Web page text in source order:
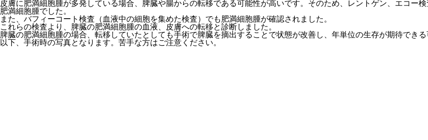
皮膚に肥満細胞腫が多発している場合、脾臓や腸からの転移である可能性が高いです。そのため、レントゲン、エコー
肥満細胞腫でした。
また、バフィーコート検査（血液中の細胞を集めた検査）でも肥満細胞腫が確認されました。
これらの検査より、脾臓の肥満細胞腫の血液、皮膚への転移と診断しました。
脾臓の肥満細胞腫の場合、転移していたとしても手術で脾臓を摘出することで状態が改善し、年単位の生存が期待でき
以下、手術時の写真となります。苦手な方はご注意ください。